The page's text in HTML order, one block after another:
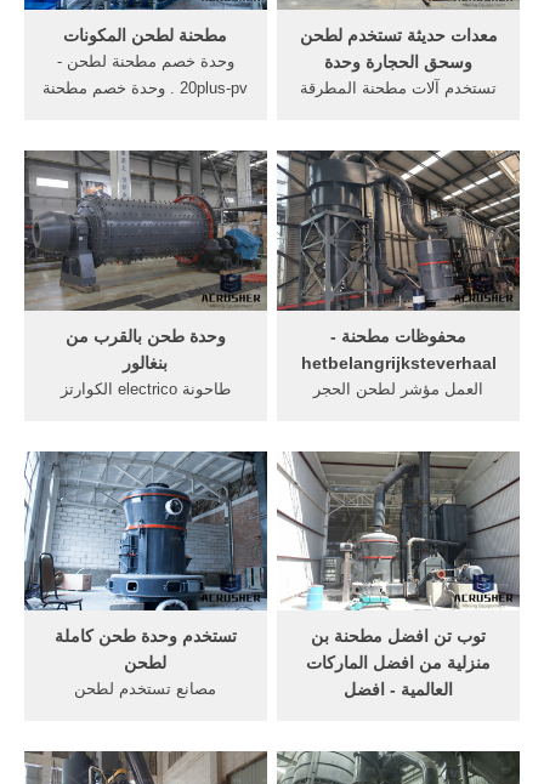
مطحنة لطحن المكونات
وحدة خصم مطحنة لطحن -
20plus-pv . وحدة خصم مطحنة
لطحن المكونات الرطبة
والجافة في ثوانٍ مثل حبوب
البن والأعشاب ....
معدات حديثة تستخدم لطحن
وسحق الحجارة وحدة
تستخدم آلات مطحنة المطرقة
Liangji تعتبر جزءاً جوهرياً في
معدات . ... صخرة محطم
سياتل شراء وحدة الكرة لطحن
وحدة في جنوب أفريقيا .
الحصول على السعر ...
وحدة طحن بالقرب من
بنغالور
طاحونة electrico الكوارتز
الكوارتز طحن مطحنة الكرة
بالقرب مرضي مطحنة الحجر
الجيريأيلول يتم استخدام الكرة
مطحنة لطحن
محفوظات مطحنة -
hetbelangrijksteverhaal
العمل مؤشر لطحن الحجر
مطحنة الكرة لطحن الحجر .
[Read More/اقرأ أكثر] تكسير
الحجر الجيريShanghai Zenith
Company مصنع الحجر الجيري
آلة محطم الحصول على السعر
تستخدم وحدة طحن كاملة
لطحن
مصانع تستخدم لطحن
لطحن المعادن. الأكثر شعبية
توب تن افضل مطحنة بن
منزلية من افضل الماركات
العالمية - افضل
المحضرة في المنزل بواسطة